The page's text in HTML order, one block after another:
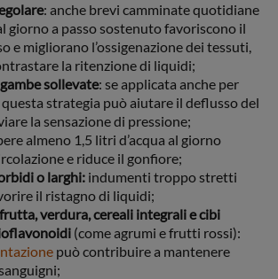
: anche brevi camminate quotidiane
giorno a passo sostenuto favoriscono il
e migliorano l’ossigenazione dei tessuti,
la ritenzione di liquidi;
sollevate: se applicata anche per
strategia può aiutare il deflusso del
la sensazione di pressione;
almeno 1,5 litri d’acqua al giorno
e riduce il gonfiore;
o larghi: indumenti troppo stretti
il ristagno di liquidi;
verdura, cereali integrali e cibi
(come agrumi e frutti rossi):
può contribuire a mantenere